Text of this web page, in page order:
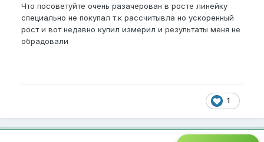
Что посоветуйте очень разачерован в росте линейку
специально не покупал т.к рассчитывла но ускоренный
рост и вот недавно купил измерил и результаты меня не
обрадовали
1